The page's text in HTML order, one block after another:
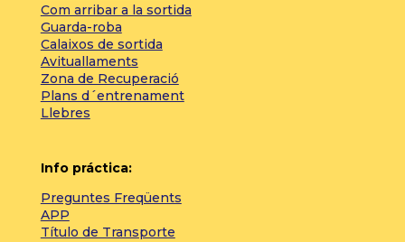
Com arribar a la sortida
Guarda-roba
Calaixos de sortida
Avituallaments
Zona de Recuperació
Plans d´entrenament
Llebres
Info práctica:
Preguntes Freqüents
APP
Título de Transporte